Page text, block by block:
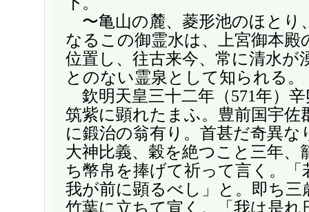
〜亀山の麓、菱形池のほとり
なるこの御霊水は、上宮御本殿
位置し、往古来今、常に清水が
とのない霊泉として知られる。
欽明天皇三十二年（571年）
筑紫に顕れたまふ。豊前国宇佐
に鍛治の翁有り。首甚だ奇異な
大神比義、穀を絶つこと三年、
ち幣帛を捧げて祈って言く。「
我が前に顕るべし」と。即ち三
竹葉に立ちて宣く。「我は是れ